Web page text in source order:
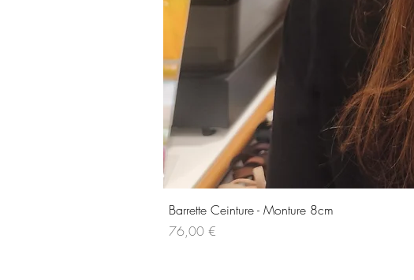
Barrette Ceinture - Monture 8cm
Prix
76,00 €